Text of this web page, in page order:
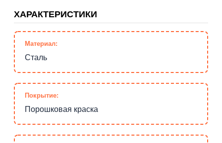
ХАРАКТЕРИСТИКИ
Материал:
Сталь
Покрытие:
Порошковая краска